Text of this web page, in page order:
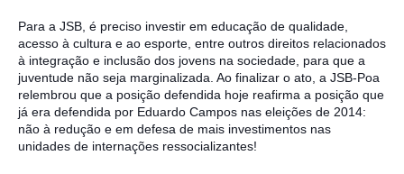
Para a JSB, é preciso investir em educação de qualidade,
acesso à cultura e ao esporte, entre outros direitos relacionados
à integração e inclusão dos jovens na sociedade, para que a
juventude não seja marginalizada. Ao finalizar o ato, a JSB-Poa
relembrou que a posição defendida hoje reafirma a posição que
já era defendida por Eduardo Campos nas eleições de 2014:
não à redução e em defesa de mais investimentos nas
unidades de internações ressocializantes!